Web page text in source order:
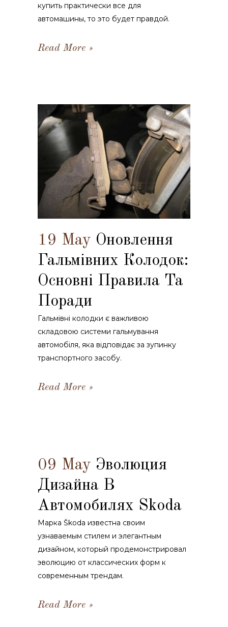
купить практически все для
автомашины, то это будет правдой.
Read More
19 May Оновлення
Гальмівних Колодок:
Основні Правила Та
Поради
Гальмівні колодки є важливою
складовою системи гальмування
автомобіля, яка відповідає за зупинку
транспортного засобу.
Read More
09 May Эволюция
Дизайна В
Автомобилях Skoda
Марка Škoda известна своим
узнаваемым стилем и элегантным
дизайном, который продемонстрировал
эволюцию от классических форм к
современным трендам.
Read More